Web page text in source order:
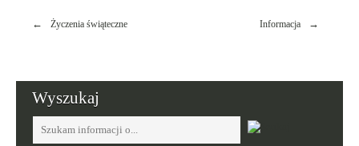
Nawigacja
Życzenia świąteczne Informacja
Wyszukaj
wpisz